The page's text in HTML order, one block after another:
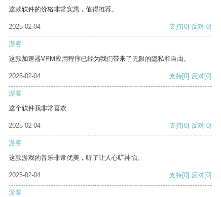
这款软件的价格非常实惠，值得推荐。
2025-02-04 支持[0] 反对[0]
游客
这款加速器VPM应用程序已经为我们带来了无限的隐私和自由。
2025-02-04 支持[0] 反对[0]
游客
这个软件我非常喜欢
2025-02-04 支持[0] 反对[0]
游客
这款游戏的音乐非常优美，听了让人心旷神怡。
2025-02-04 支持[0] 反对[0]
游客